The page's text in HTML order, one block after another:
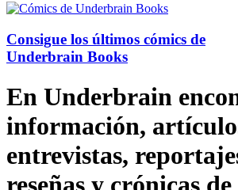
Consigue los últimos cómics de
Underbrain Books
En Underbrain
información,
entrevistas,